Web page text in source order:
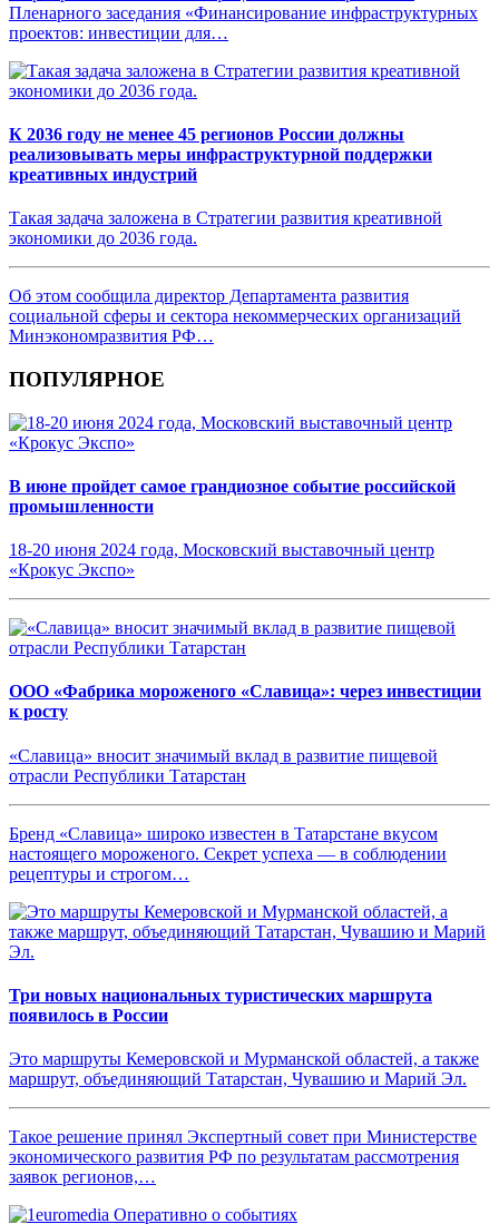
Пленарного заседания «Финансирование инфраструктурных
проектов: инвестиции для…
К 2036 году не менее 45 регионов России должны
реализовывать меры инфраструктурной поддержки
креативных индустрий
Такая задача заложена в Стратегии развития креативной
экономики до 2036 года.
Об этом сообщила директор Департамента развития
социальной сферы и сектора некоммерческих организаций
Минэкономразвития РФ…
ПОПУЛЯРНОЕ
В июне пройдет самое грандиозное событие российской
промышленности
18-20 июня 2024 года, Московский выставочный центр
«Крокус Экспо»
ООО «Фабрика мороженого «Славица»: через инвестиции
к росту
«Славица» вносит значимый вклад в развитие пищевой
отрасли Республики Татарстан
Бренд «Славица» широко известен в Татарстане вкусом
настоящего мороженого. Секрет успеха — в соблюдении
рецептуры и строгом…
Три новых национальных туристических маршрута
появилось в России
Это маршруты Кемеровской и Мурманской областей, а также
маршрут, объединяющий Татарстан, Чувашию и Марий Эл.
Такое решение принял Экспертный совет при Министерстве
экономического развития РФ по результатам рассмотрения
заявок регионов,…